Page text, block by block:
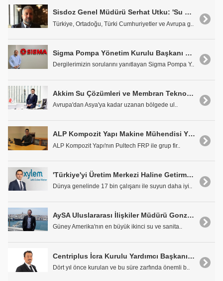
Sisdoz Genel Müdürü Serhat Utku: 'Su Yönetimi Profesyonel Bir Şekilde Ele Alınmalı'
Türkiye, Ortadoğu, Türki Cumhuriyetler ve Avrupa g..
Sigma Pompa Yönetim Kurulu Başkanı Serkan Kılıç 'Ürünlerimiz ile Yüzde 65 Oranında Enerji Tasarrufuna Ulaşabiliyoruz'
Dergilerimizin sorularını yanıtlayan Sigma Pompa Y..
Akkim Su Çözümleri ve Membran Teknolojileri Grup Müdürü Burak Dalkılıç: '50 Milyondan Fazla İnsan Akkim Su Çözümleri ile Temiz Suya Ulaşıyor'
Avrupa'dan Asya'ya kadar uzanan bölgede ul..
ALP Kompozit Yapı Makine Mühendisi Yılmaz Vatansever: 'Koku Giderimi Konusunda İlk Akla Gelen Firmayız'
ALP Kompozit Yapı'nın Pultech FRP ile grup fir..
'Türkiye'yi Üretim Merkezi Haline Getirmeyi Hedefliyoruz'
Dünya genelinde 17 bin çalışanı ile suyun daha iyi..
AySA Uluslararası İlişkiler Müdürü Gonzalo Germán Meschengieser: "Gelişmekte Olan Ülkeler Daha Fazla İşbirliği İçinde Olmalı"
Güney Amerika'nın en büyük ikinci su ve sanita..
Centriplus İcra Kurulu Yardımcı Başkanı Mehmet Egeli: "Önceliğimiz Global Bir Firma Haline Gelmek"
Dört yıl önce kurulan ve bu süre zarfında önemli b..